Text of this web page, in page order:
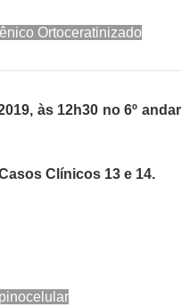
Ortoceratinizado
às 12h30 no 6º andar
Clínicos 13 e 14.